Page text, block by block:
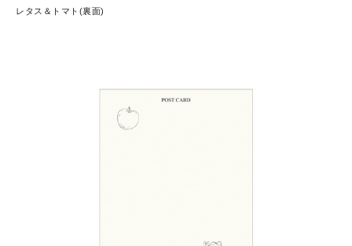
レタス＆トマト(裏面)